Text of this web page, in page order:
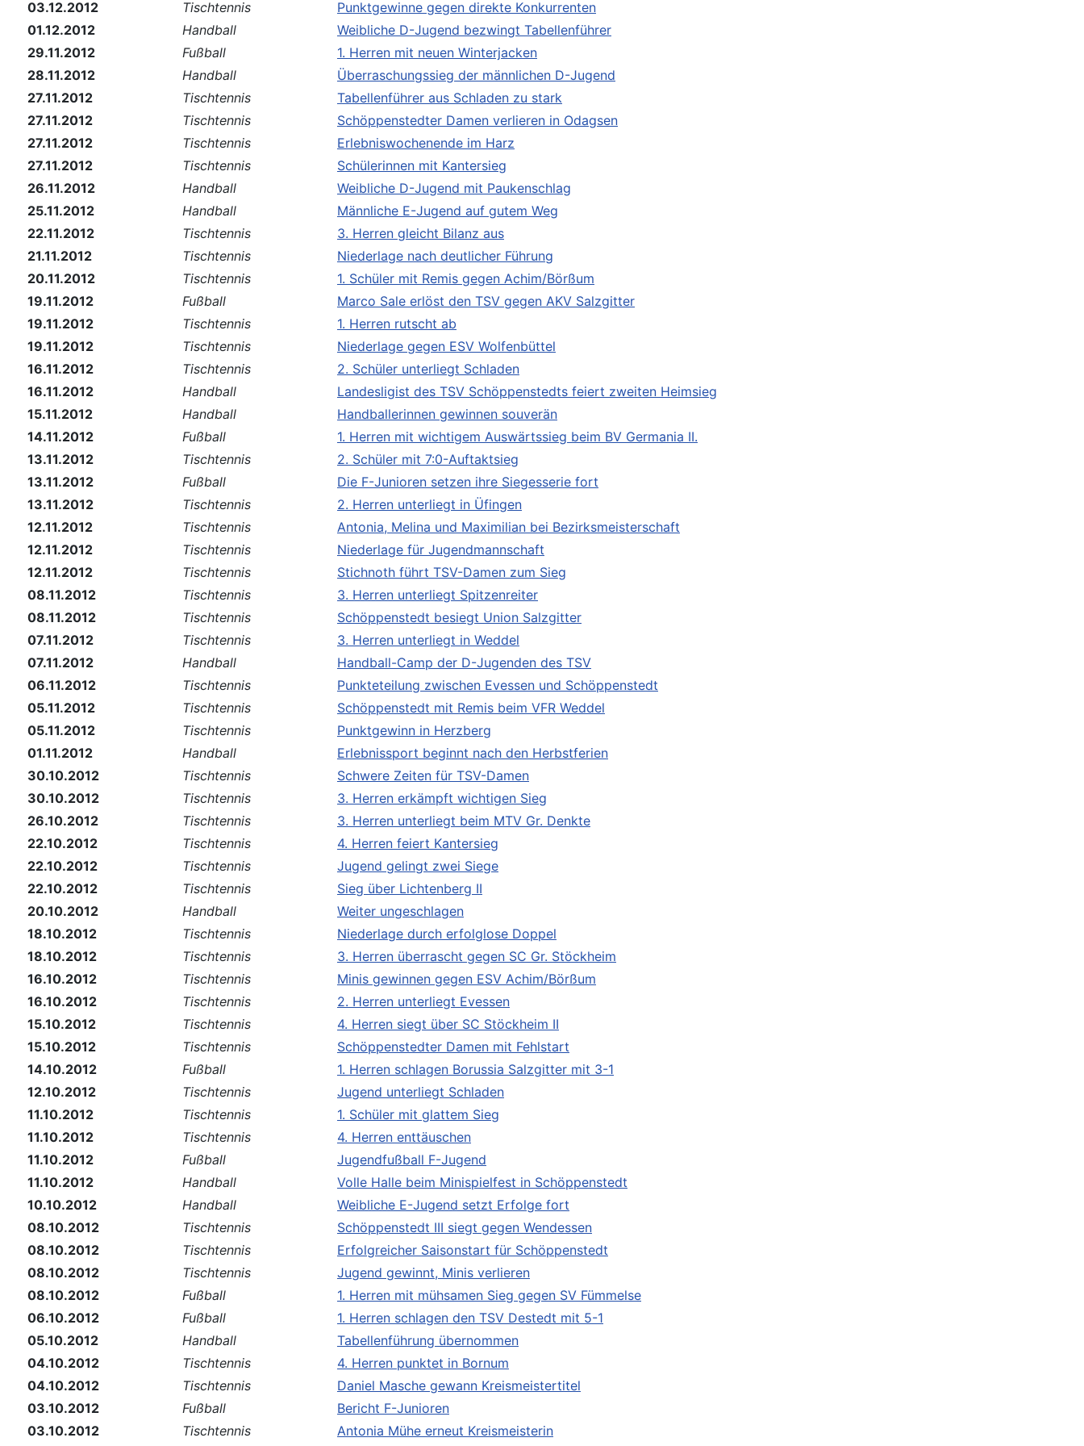
03.12.2012
Tischtennis
Punktgewinne gegen direkte Konkurrenten
01.12.2012
Handball
Weibliche D-Jugend bezwingt Tabellenführer
29.11.2012
Fußball
1. Herren mit neuen Winterjacken
28.11.2012
Handball
Überraschungssieg der männlichen D-Jugend
27.11.2012
Tischtennis
Tabellenführer aus Schladen zu stark
27.11.2012
Tischtennis
Schöppenstedter Damen verlieren in Odagsen
27.11.2012
Tischtennis
Erlebniswochenende im Harz
27.11.2012
Tischtennis
Schülerinnen mit Kantersieg
26.11.2012
Handball
Weibliche D-Jugend mit Paukenschlag
25.11.2012
Handball
Männliche E-Jugend auf gutem Weg
22.11.2012
Tischtennis
3. Herren gleicht Bilanz aus
21.11.2012
Tischtennis
Niederlage nach deutlicher Führung
20.11.2012
Tischtennis
1. Schüler mit Remis gegen Achim/Börßum
19.11.2012
Fußball
Marco Sale erlöst den TSV gegen AKV Salzgitter
19.11.2012
Tischtennis
1. Herren rutscht ab
19.11.2012
Tischtennis
Niederlage gegen ESV Wolfenbüttel
16.11.2012
Tischtennis
2. Schüler unterliegt Schladen
16.11.2012
Handball
Landesligist des TSV Schöppenstedts feiert zweiten Heimsieg
15.11.2012
Handball
Handballerinnen gewinnen souverän
14.11.2012
Fußball
1. Herren mit wichtigem Auswärtssieg beim BV Germania II.
13.11.2012
Tischtennis
2. Schüler mit 7:0-Auftaktsieg
13.11.2012
Fußball
Die F-Junioren setzen ihre Siegesserie fort
13.11.2012
Tischtennis
2. Herren unterliegt in Üfingen
12.11.2012
Tischtennis
Antonia, Melina und Maximilian bei Bezirksmeisterschaft
12.11.2012
Tischtennis
Niederlage für Jugendmannschaft
12.11.2012
Tischtennis
Stichnoth führt TSV-Damen zum Sieg
08.11.2012
Tischtennis
3. Herren unterliegt Spitzenreiter
08.11.2012
Tischtennis
Schöppenstedt besiegt Union Salzgitter
07.11.2012
Tischtennis
3. Herren unterliegt in Weddel
07.11.2012
Handball
Handball-Camp der D-Jugenden des TSV
06.11.2012
Tischtennis
Punkteteilung zwischen Evessen und Schöppenstedt
05.11.2012
Tischtennis
Schöppenstedt mit Remis beim VFR Weddel
05.11.2012
Tischtennis
Punktgewinn in Herzberg
01.11.2012
Handball
Erlebnissport beginnt nach den Herbstferien
30.10.2012
Tischtennis
Schwere Zeiten für TSV-Damen
30.10.2012
Tischtennis
3. Herren erkämpft wichtigen Sieg
26.10.2012
Tischtennis
3. Herren unterliegt beim MTV Gr. Denkte
22.10.2012
Tischtennis
4. Herren feiert Kantersieg
22.10.2012
Tischtennis
Jugend gelingt zwei Siege
22.10.2012
Tischtennis
Sieg über Lichtenberg II
20.10.2012
Handball
Weiter ungeschlagen
18.10.2012
Tischtennis
Niederlage durch erfolglose Doppel
18.10.2012
Tischtennis
3. Herren überrascht gegen SC Gr. Stöckheim
16.10.2012
Tischtennis
Minis gewinnen gegen ESV Achim/Börßum
16.10.2012
Tischtennis
2. Herren unterliegt Evessen
15.10.2012
Tischtennis
4. Herren siegt über SC Stöckheim II
15.10.2012
Tischtennis
Schöppenstedter Damen mit Fehlstart
14.10.2012
Fußball
1. Herren schlagen Borussia Salzgitter mit 3-1
12.10.2012
Tischtennis
Jugend unterliegt Schladen
11.10.2012
Tischtennis
1. Schüler mit glattem Sieg
11.10.2012
Tischtennis
4. Herren enttäuschen
11.10.2012
Fußball
Jugendfußball F-Jugend
11.10.2012
Handball
Volle Halle beim Minispielfest in Schöppenstedt
10.10.2012
Handball
Weibliche E-Jugend setzt Erfolge fort
08.10.2012
Tischtennis
Schöppenstedt III siegt gegen Wendessen
08.10.2012
Tischtennis
Erfolgreicher Saisonstart für Schöppenstedt
08.10.2012
Tischtennis
Jugend gewinnt, Minis verlieren
08.10.2012
Fußball
1. Herren mit mühsamen Sieg gegen SV Fümmelse
06.10.2012
Fußball
1. Herren schlagen den TSV Destedt mit 5-1
05.10.2012
Handball
Tabellenführung übernommen
04.10.2012
Tischtennis
4. Herren punktet in Bornum
04.10.2012
Tischtennis
Daniel Masche gewann Kreismeistertitel
03.10.2012
Fußball
Bericht F-Junioren
03.10.2012
Tischtennis
Antonia Mühe erneut Kreismeisterin